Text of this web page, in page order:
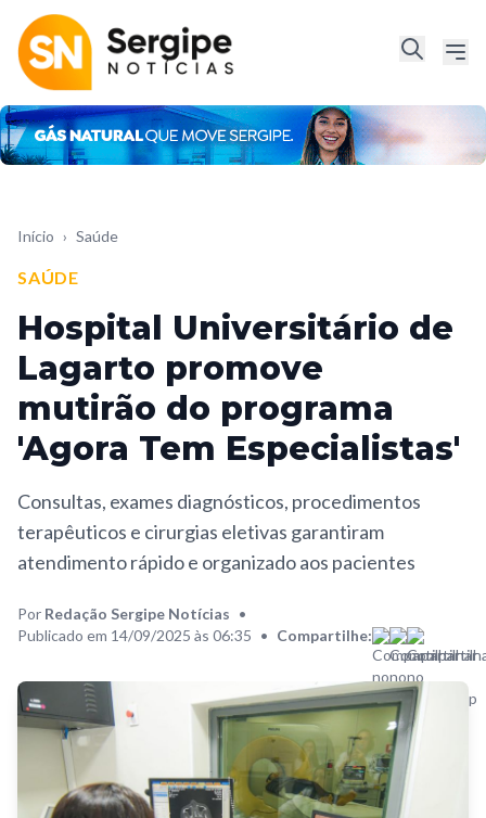
Início › Saúde
SAÚDE
Hospital Universitário de
Lagarto promove
mutirão do programa
'Agora Tem Especialistas'
Consultas, exames diagnósticos, procedimentos
terapêuticos e cirurgias eletivas garantiram
atendimento rápido e organizado aos pacientes
Por Redação Sergipe Notícias •
Publicado em 14/09/2025 às 06:35 • Compartilhe: